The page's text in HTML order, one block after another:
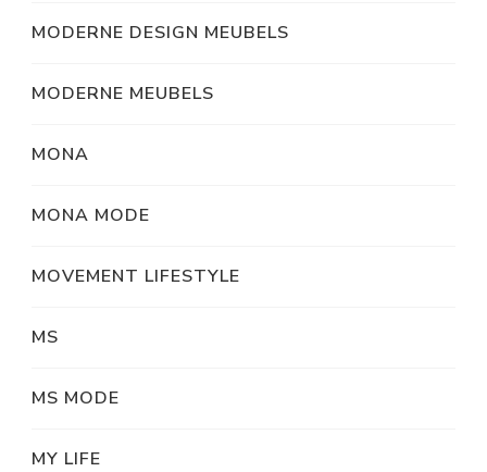
MODERNE DESIGN MEUBELS
MODERNE MEUBELS
MONA
MONA MODE
MOVEMENT LIFESTYLE
MS
MS MODE
MY LIFE